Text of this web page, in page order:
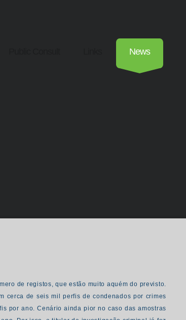
News
de registos, que estão muito aquém do previsto.
cerca de seis mil perfis de condenados por crimes
por ano. Cenário ainda pior no caso das amostras